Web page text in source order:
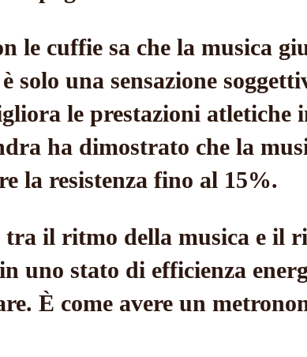
le cuffie sa che la musica
solo una sensazione
le prestazioni
ha dimostrato che la
la resistenza fino al 15%.
tra il ritmo della musica e il
uno stato di efficienza
È come avere un